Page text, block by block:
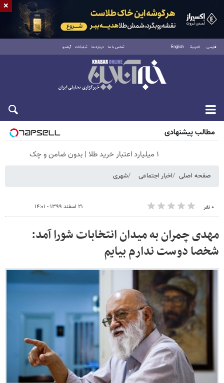
فارسی العربية English تماس با ما درباره ما تبلیغات آرشیو
پنجشنبه ۱۵ مرداد ۱۴۰۵
مطالب پیشنهادی
۱ میلیارد اعتبار خرید طلا | بدون ضامن و چک
صفحه اصلی اخبار اجتماعی شهری
۰ نفر ۲۱ اسفند ۱۳۹۹ - ۱۴:۰۱
مهدی چمران به میدان انتخابات شورا آمد:
شخصا دوست ندارم بیایم
×